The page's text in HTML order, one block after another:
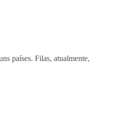
países. Filas, atualmente,